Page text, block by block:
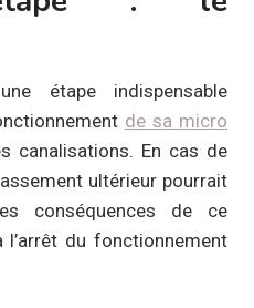
étape indispensable
de sa micro
canalisations. En cas de
ultérieur pourrait
conséquences de ce
l’arrêt du fonctionnement